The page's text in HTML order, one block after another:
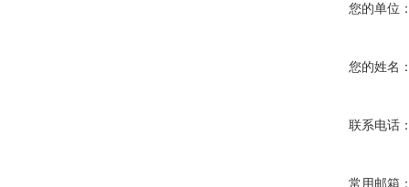
您的单位
您的姓名
联系电话
常用邮箱